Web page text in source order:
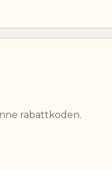
rabattkoden.